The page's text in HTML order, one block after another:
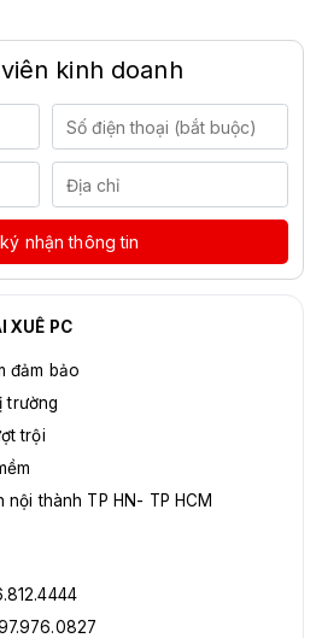
kinh doanh
nhận thông tin
XUÊ PC
đảm bảo
trường
trội
thành TP HN- TP HCM